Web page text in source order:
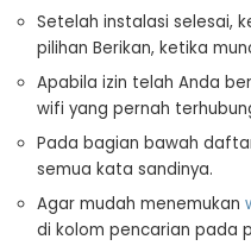
Setelah instalasi selesai,
pilihan Berikan, ketika
Apabila izin telah Anda
wifi yang pernah
Pada bagian bawah
semua kata sandinya.
Agar mudah menemukan
di kolom pencarian pada